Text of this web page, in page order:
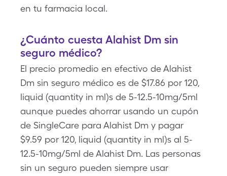
en tu farmacia local.
¿Cuánto cuesta Alahist Dm sin
seguro médico?
El precio promedio en efectivo de Alahist
Dm sin seguro médico es de $17.86 por 120,
liquid (quantity in ml)s de 5-12.5-10mg/5ml
aunque puedes ahorrar usando un cupón
de SingleCare para Alahist Dm y pagar
$9.59 por 120, liquid (quantity in ml)s al 5-
12.5-10mg/5ml de Alahist Dm. Las personas
sin un seguro pueden siempre usar